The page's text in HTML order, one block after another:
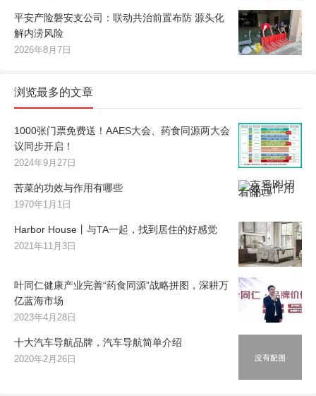
平安产险磐安支公司：联动共治前置布防 源头化
解内涝风险
2026年8月7日
浏览最多的文章
1000张门票免费送！AAES大会、药食同源两大会
议同步开启！
2024年9月27日
苦菜的功效与作用有哪些
1970年1月1日
Harbor House丨与TA一起，找到居住的好感觉
2021年11月3日
叶同仁健康产业完善“药食同源”战略拼图，深耕万
亿蓝海市场
2023年4月28日
十大汽车导航品牌，汽车导航简单介绍
2020年2月26日